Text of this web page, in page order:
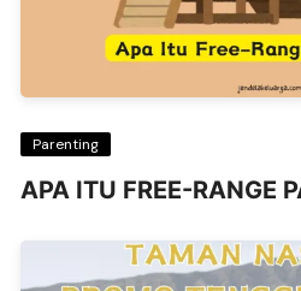
Parenting
APA ITU FREE-RANGE